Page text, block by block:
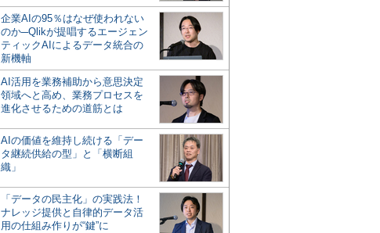
企業AIの95％はなぜ使われない
のか─Qlikが提唱するエージェン
ティックAIによるデータ統合の
新機軸
AI活用を業務補助から意思決定
領域へと高め、業務プロセスを
進化させるための道筋とは
AIの価値を維持し続ける「デー
タ継続供給の型」と「横断組
織」
「データの民主化」の実践法！
ナレッジ提供と自律的データ活
用の仕組み作りが“鍵”に